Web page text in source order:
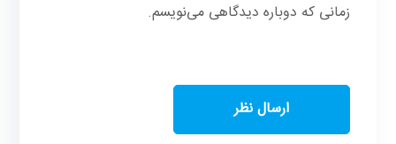
زمانی که دوباره دیدگاهی می‌نویسم.